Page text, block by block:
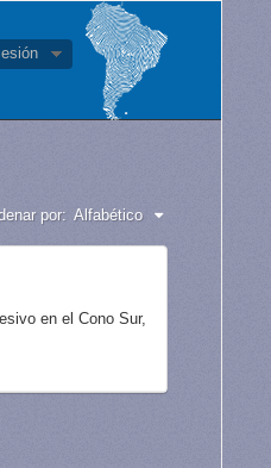
por: Alfabético
en el Cono Sur,